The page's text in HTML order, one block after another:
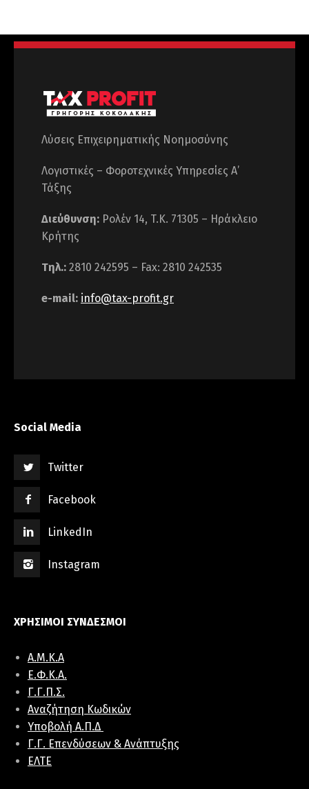
Λύσεις Επιχειρηματικής Νοημοσύνης
Λογιστικές – Φοροτεχνικές Υπηρεσίες Α’
Τάξης
Διεύθυνση: Ρολέν 14, T.K. 71305 – Ηράκλειο
Κρήτης
Τηλ.: 2810 242595 – Fax: 2810 242535
e-mail: info@tax-profit.gr
Social Media
Twitter
Facebook
LinkedIn
Instagram
ΧΡΗΣΙΜΟΙ ΣΥΝΔΕΣΜΟΙ
Α.Μ.Κ.Α
E.Φ.K.A.
Γ.Γ.Π.Σ.
Αναζήτηση Κωδικών
Υποβολή Α.Π.Δ
Γ.Γ. Επενδύσεων & Ανάπτυξης
ΕΛΤΕ